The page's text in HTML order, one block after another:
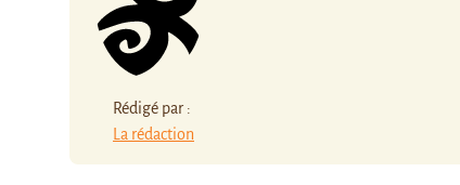
Rédigé par :
La rédaction